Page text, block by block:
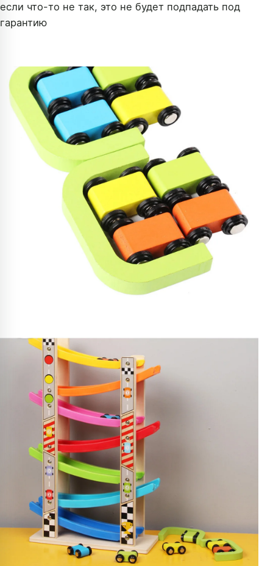
если что-то не так, это не будет подпадать под
гарантию